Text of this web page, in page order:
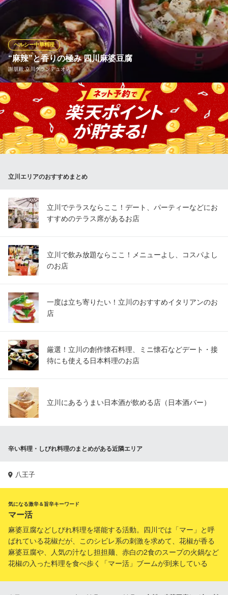
おります。溢れる肉汁が堪らない小籠包や、痺れる辛さが癖にな
る本格麻辣湯、さらに女性に人気の「ソルベサワー」など、目移
りするラインナップ。全メニュー小皿スタイルなので、多彩な味
を少しずつ贅沢に堪能いただけます。今夜の一杯を、至福の点心
と共に。
焼売のジョー 立川店
小皿で楽しむ中華酒場
ＪＲ立川駅 徒歩3分
東京都立川市錦町1-3-28 エス・アール・エスビル1F
“麻辣”と香りの極み 四川麻婆豆腐
謝朋殿 立川グランデュオ店
ヘルシー中華料理
山椒の香りと極みが引き立つ、人気の麻婆豆腐。豆腐もコシが強
く、山椒とラー油の辛味と2種類の豆板醤をブレンドした四川麻婆
豆腐は必ず頼んでみたくなる一品。また、当店オリジナルの「白
麻婆豆腐」もご用意。肉を使わず干しエビや干し貝柱の旨味と塩
麹をベースにしており女性に人気のヘルシーメニューです。
中華料理
東京都立川市柴崎町3-2-1 グランデュオ7F
立川エリアのおすすめまとめ
立川でテラスならここ！デート、パーティーなどにお
すすめのテラス席があるお店
立川で飲み放題ならここ！メニューよし、コスパよし
のお店
一度は立ち寄りたい！立川のおすすめイタリアンのお
店
厳選！立川の創作懐石料理、ミニ懐石などデート・接
待にも使える日本料理のお店
立川にあるうまい日本酒が飲める店（日本酒バー）
辛い料理・しびれ料理のまとめがある近隣エリア
八王子
気になる激辛＆旨辛キーワード
マー活
麻婆豆腐などしびれ料理を堪能する活動。四川では「マー」と呼
ばれている花椒だが、このシビレ系の刺激を求めて、花椒が香る
麻婆豆腐や、人気の汁なし担担麺、赤白の2食のスープの火鍋など
花椒の入った料理を食べ歩く「マー活」ブームが到来している